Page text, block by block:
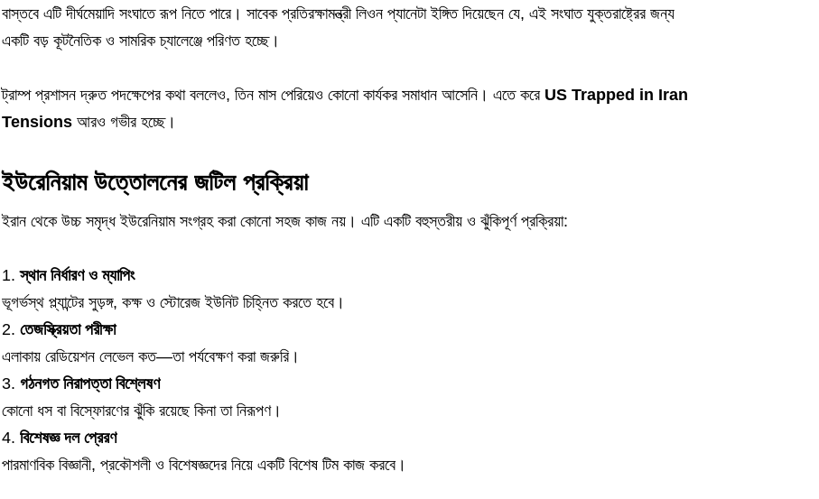
বাস্তবে এটি দীর্ঘমেয়াদি সংঘাতে রূপ নিতে পারে। সাবেক প্রতিরক্ষামন্ত্রী লিওন প্যানেটা ইঙ্গিত দিয়েছেন যে, এই সংঘাত যুক্তরাষ্ট্রের জন্য
একটি বড় কূটনৈতিক ও সামরিক চ্যালেঞ্জে পরিণত হচ্ছে।
ট্রাম্প প্রশাসন দ্রুত পদক্ষেপের কথা বললেও, তিন মাস পেরিয়েও কোনো কার্যকর সমাধান আসেনি। এতে করে US Trapped in Iran
Tensionsআরও গভীর হচ্ছে।
ইউরেনিয়াম উত্তোলনের জটিল প্রক্রিয়া
ইরান থেকে উচ্চ সমৃদ্ধ ইউরেনিয়াম সংগ্রহ করা কোনো সহজ কাজ নয়। এটি একটি বহুস্তরীয় ও ঝুঁকিপূর্ণ প্রক্রিয়া:
স্থান নির্ধারণ ও ম্যাপিং
ভূগর্ভস্থ প্ল্যান্টের সুড়ঙ্গ, কক্ষ ও স্টোরেজ ইউনিট চিহ্নিত করতে হবে।
তেজস্ক্রিয়তা পরীক্ষা
এলাকায় রেডিয়েশন লেভেল কত—তা পর্যবেক্ষণ করা জরুরি।
গঠনগত নিরাপত্তা বিশ্লেষণ
কোনো ধস বা বিস্ফোরণের ঝুঁকি রয়েছে কিনা তা নিরূপণ।
বিশেষজ্ঞ দল প্রেরণ
পারমাণবিক বিজ্ঞানী, প্রকৌশলী ও বিশেষজ্ঞদের নিয়ে একটি বিশেষ টিম কাজ করবে।